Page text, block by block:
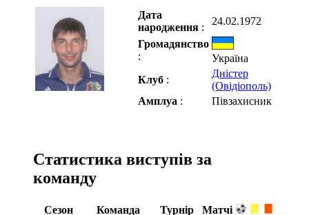
Дата
народження :
24.02.1972
Громадянство
:
Україна
Клуб :
Дністер
(Овідіополь)
Амплуа : Півзахисник
Статистика виступів за
команду
Сезон Команда Турнір
Матчі